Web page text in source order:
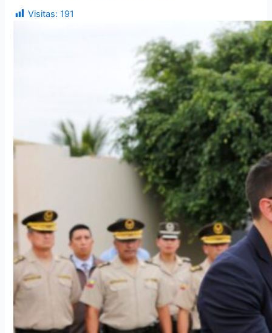
Visitas: 191